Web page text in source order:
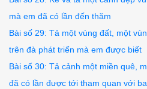
mà em đã có lần đến thăm
Bài số 29: Tả một vùng đất, một
trên đà phát triển mà em được biết
Bài số 30: Tả cảnh một miền quê,
đã có lần được tới tham quan với